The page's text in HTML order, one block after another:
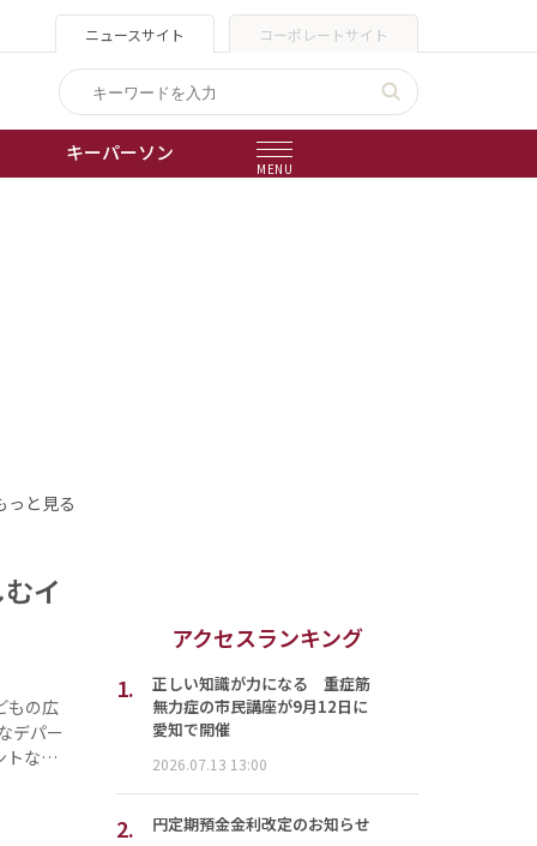
ニュースサイト コーポレートサイト
キーパーソン
MENU
っと見る
イ
もの広
デパー
トな…
アクセスランキング
1.
正しい知識が力になる 重症筋
無力症の市民講座が9月12日に
愛知で開催
2026.07.13 13:00
2. 円定期預金金利改定のお知らせ